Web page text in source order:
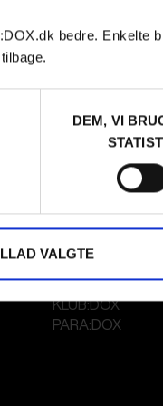
bedre. Enkelte
DEM, VI
VALGTE
KLUB:DOX
PARA:DOX